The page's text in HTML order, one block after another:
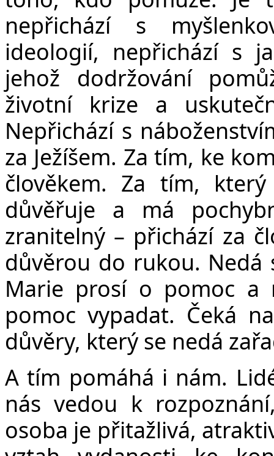
nepřichází s
ideologií, nepřichází s
jehož dodržování
životní krize a
Nepřichází s
za Ježíšem. Za tím, ke
člověkem. Za tím,
důvěřuje a má
zranitelný – přichází za
důvěrou do rukou. Nedá
Marie prosí o pomoc a
pomoc vypadat. Čeká
důvěry, který se nedá
A tím pomáhá i nám.
nás vedou k
osoba je přitažlivá,